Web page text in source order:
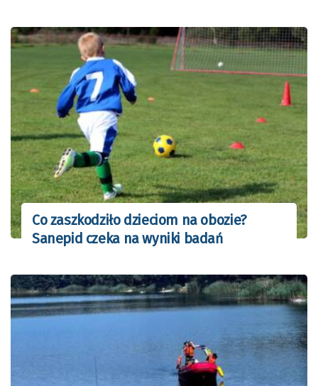
Co zaszkodziło dzieciom na obozie?
Sanepid czeka na wyniki badań